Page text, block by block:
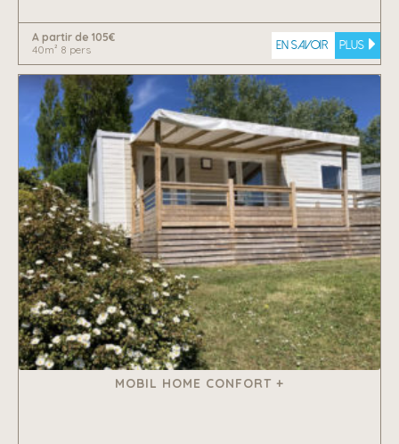
A partir de 105€
40m² 8 pers
En savoir plus
MOBIL HOME CONFORT +